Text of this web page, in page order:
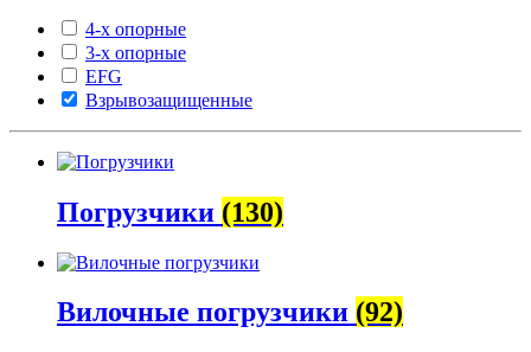
4-х опорные
3-х опорные
EFG
Взрывозащищенные
Погрузчики (130)
Вилочные погрузчики (92)